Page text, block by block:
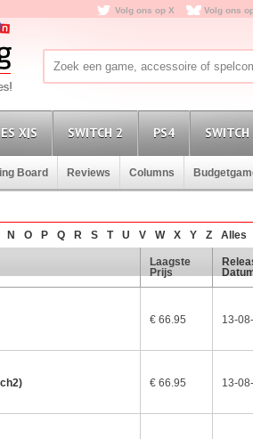
Volg ons op X Volg ons
X|S SWITCH 2 PS4 SWITCH
Board Reviews Columns
N O P Q R S T U V W X Y Z Alles
Laagste
Prijs
€ 66.95 13-
€ 66.95 13-